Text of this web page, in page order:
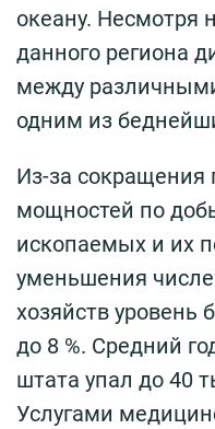
океану. Несмотря
данного региона
между
одним из
Из-за сокращения
мощностей по
ископаемых и их
уменьшения
хозяйств уровень
до 8 %. Средний
штата упал до 40
Услугами